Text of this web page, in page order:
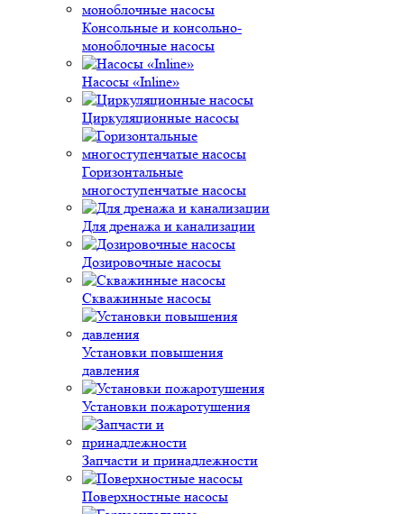
Консольные и консольно-
моноблочные насосы
Насосы «Inline»
Циркуляционные насосы
Горизонтальные
многоступенчатые насосы
Для дренажа и канализации
Дозировочные насосы
Скважинные насосы
Установки повышения
давления
Установки пожаротушения
Запчасти и принадлежности
Поверхностные насосы